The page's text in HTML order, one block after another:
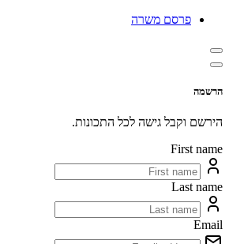
פרסם משרה
הרשמה
הירשם וקבל גישה לכל התכונות.
First name
Last name
Email